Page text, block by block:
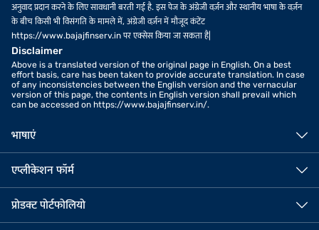
अनुवाद प्रदान करने के लिए सावधानी बरती गई है. इस पेज के अंग्रेजी वर्ज़न और स्थानीय भाषा के वर्ज़न
के बीच किसी भी विसंगति के मामले में, अंग्रेजी वर्ज़न में मौजूद कंटेंट
https://www.bajajfinserv.in पर एक्सेस किया जा सकता है|
Disclaimer
Above is a translated version of the original page in English. On a best
effort basis, care has been taken to provide accurate translation. In case
of any inconsistencies between the English version and the vernacular
version of this page, the contents in English version shall prevail which
can be accessed on https://www.bajajfinserv.in/.
भाषाएं
एप्लीकेशन फॉर्म
प्रोडक्ट पोर्टफोलियो